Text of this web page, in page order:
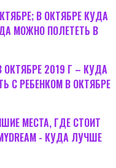
В ОКТЯБРЕ КУДА
МОЖНО ПОЛЕТЕТЬ В
2019 Г – КУДА
С РЕБЕНКОМ В ОКТЯБРЕ
МЕСТА, ГДЕ СТОИТ
- КУДА ЛУЧШЕ